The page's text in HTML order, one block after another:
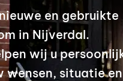
en gebruikte
in Nijverdal.
wij u
wensen, situatie en